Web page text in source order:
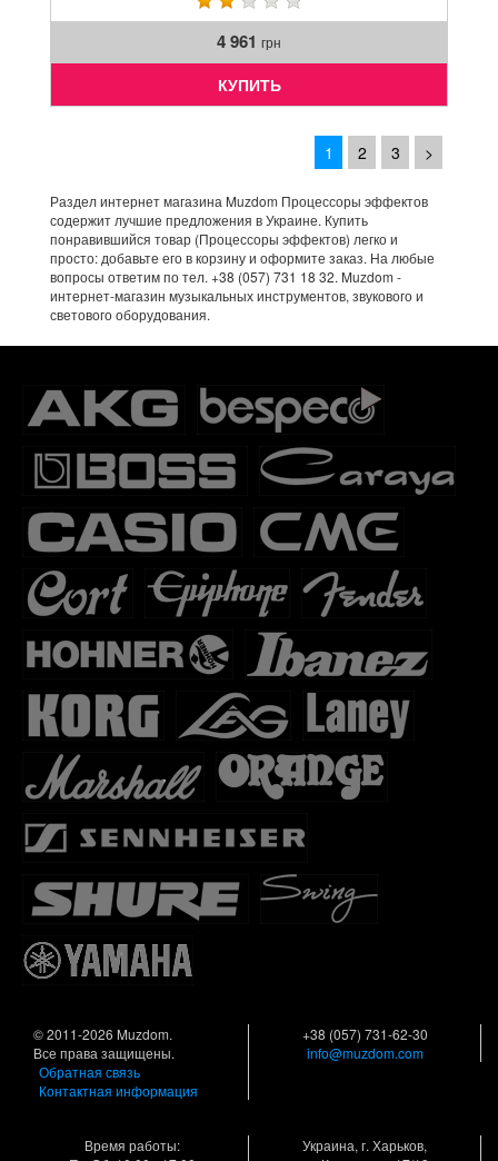
4 961 грн
КУПИТЬ
1 2 3 >
Раздел интернет магазина Muzdom Процессоры эффектов
содержит лучшие предложения в Украине. Купить
понравившийся товар (Процессоры эффектов) легко и
просто: добавьте его в корзину и оформите заказ. На любые
вопросы ответим по тел. +38 (057) 731 18 32. Muzdom -
интернет-магазин музыкальных инструментов, звукового и
светового оборудования.
© 2011-2026 Muzdom.
Все права защищены.
Обратная связь
Контактная информация
+38 (057) 731-62-30
info@muzdom.com
Время работы:
Украина, г. Харьков,